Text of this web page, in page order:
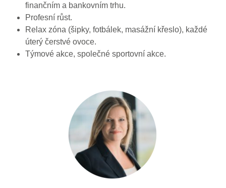
finančním a bankovním trhu.
Profesní růst.
Relax zóna (šipky, fotbálek, masážní křeslo), každé
úterý čerstvé ovoce.
Týmové akce, společné sportovní akce.